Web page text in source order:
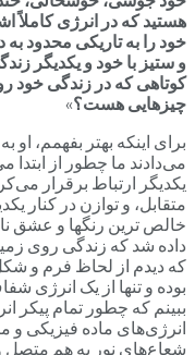
هستید که در انرژی کاملاً
خود را به تاریکی محدود
و ستیز با خود و یکدیگر
کوتاهی که در زندگی خود
چیزهایی هست؟»
برای اینکه بهتر بفهمم،
می‌دادند ما چطور از
یکدیگر ارتباط برقرار
متقابل، و توازن در کنار
خالص ترین رنگها و عشق
داده شد که زندگی روی
که دیدم از لحاظ فرم و
بوده و تنها از یک انرژی
ببینم که چطور تمام پیکر
انرژی‌های ماده فیزیکی و
شعاع‌های نور به هم متصل